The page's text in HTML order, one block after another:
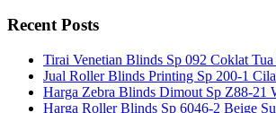
Recent Posts
Tirai Venetian Blinds Sp 092 Coklat
Jual Roller Blinds Printing Sp 200-1
Harga Zebra Blinds Dimout Sp Z88-21
Harga Roller Blinds Sp 6046-2 Beige